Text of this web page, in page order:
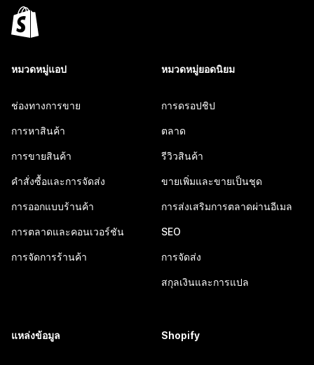
หมวดหมู่แอป
ช่องทางการขาย
การหาสินค้า
การขายสินค้า
คำสั่งซื้อและการจัดส่ง
การออกแบบร้านค้า
การตลาดและคอนเวอร์ชัน
การจัดการร้านค้า
หมวดหมู่ยอดนิยม
การดรอปชิป
ตลาด
รีวิวสินค้า
ขายเพิ่มและขายเป็นชุด
การส่งเสริมการตลาดผ่านอีเมล
SEO
การจัดส่ง
สกุลเงินและการแปล
แหล่งข้อมูล Shopify